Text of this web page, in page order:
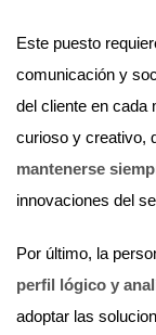
Este puesto
comunicación y
del cliente en cada
curioso y creativo,
mantenerse
innovaciones del
Por último, la
perfil lógico y
adoptar las